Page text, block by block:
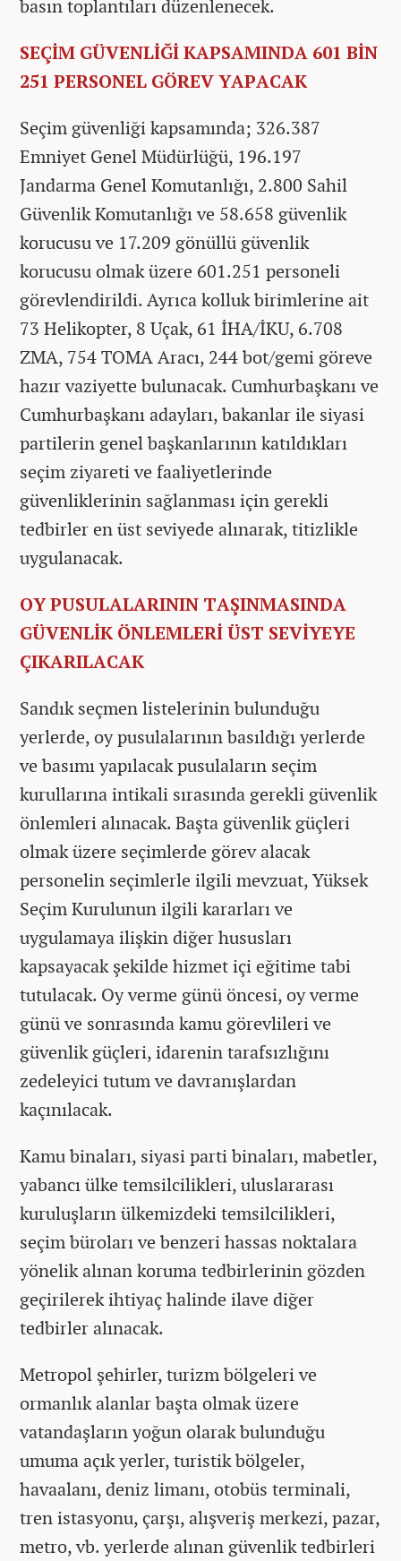
basın toplantıları düzenlenecek.
SEÇİM GÜVENLİĞİ KAPSAMINDA 601 BİN
251 PERSONEL GÖREV YAPACAK
Seçim güvenliği kapsamında; 326.387
Emniyet Genel Müdürlüğü, 196.197
Jandarma Genel Komutanlığı, 2.800 Sahil
Güvenlik Komutanlığı ve 58.658 güvenlik
korucusu ve 17.209 gönüllü güvenlik
korucusu olmak üzere 601.251 personeli
görevlendirildi. Ayrıca kolluk birimlerine ait
73 Helikopter, 8 Uçak, 61 İHA/İKU, 6.708
ZMA, 754 TOMA Aracı, 244 bot/gemi göreve
hazır vaziyette bulunacak. Cumhurbaşkanı ve
Cumhurbaşkanı adayları, bakanlar ile siyasi
partilerin genel başkanlarının katıldıkları
seçim ziyareti ve faaliyetlerinde
güvenliklerinin sağlanması için gerekli
tedbirler en üst seviyede alınarak, titizlikle
uygulanacak.
OY PUSULALARININ TAŞINMASINDA
GÜVENLİK ÖNLEMLERİ ÜST SEVİYEYE
ÇIKARILACAK
Sandık seçmen listelerinin bulunduğu
yerlerde, oy pusulalarının basıldığı yerlerde
ve basımı yapılacak pusulaların seçim
kurullarına intikali sırasında gerekli güvenlik
önlemleri alınacak. Başta güvenlik güçleri
olmak üzere seçimlerde görev alacak
personelin seçimlerle ilgili mevzuat, Yüksek
Seçim Kurulunun ilgili kararları ve
uygulamaya ilişkin diğer hususları
kapsayacak şekilde hizmet içi eğitime tabi
tutulacak. Oy verme günü öncesi, oy verme
günü ve sonrasında kamu görevlileri ve
güvenlik güçleri, idarenin tarafsızlığını
zedeleyici tutum ve davranışlardan
kaçınılacak.
Kamu binaları, siyasi parti binaları, mabetler,
yabancı ülke temsilcilikleri, uluslararası
kuruluşların ülkemizdeki temsilcilikleri,
seçim büroları ve benzeri hassas noktalara
yönelik alınan koruma tedbirlerinin gözden
geçirilerek ihtiyaç halinde ilave diğer
tedbirler alınacak.
Metropol şehirler, turizm bölgeleri ve
ormanlık alanlar başta olmak üzere
vatandaşların yoğun olarak bulunduğu
umuma açık yerler, turistik bölgeler,
havaalanı, deniz limanı, otobüs terminali,
tren istasyonu, çarşı, alışveriş merkezi, pazar,
metro, vb. yerlerde alınan güvenlik tedbirleri